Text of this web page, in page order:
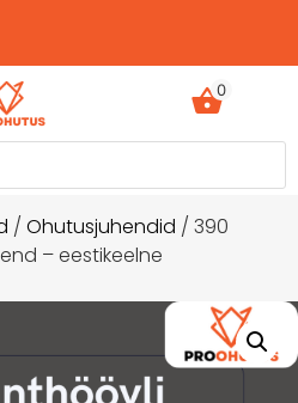
hetkel -50%
0
/ Ohutusjuhendid / 390
– eestikeelne